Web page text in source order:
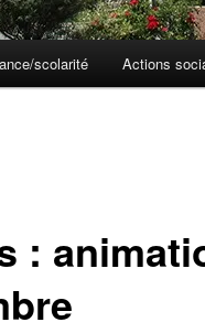
scolarité Actions
: